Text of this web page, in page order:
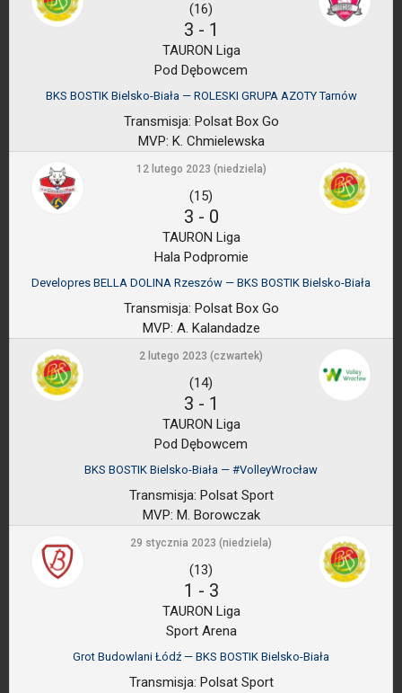
(16)
3 - 1
TAURON Liga
Pod Dębowcem
BKS BOSTIK Bielsko-Biała — ROLESKI GRUPA AZOTY Tarnów
Transmisja: Polsat Box Go
MVP: K. Chmielewska
12 lutego 2023 (niedziela)
(15)
3 - 0
TAURON Liga
Hala Podpromie
Developres BELLA DOLINA Rzeszów — BKS BOSTIK Bielsko-Biała
Transmisja: Polsat Box Go
MVP: A. Kalandadze
2 lutego 2023 (czwartek)
(14)
3 - 1
TAURON Liga
Pod Dębowcem
BKS BOSTIK Bielsko-Biała — #VolleyWrocław
Transmisja: Polsat Sport
MVP: M. Borowczak
29 stycznia 2023 (niedziela)
(13)
1 - 3
TAURON Liga
Sport Arena
Grot Budowlani Łódź — BKS BOSTIK Bielsko-Biała
Transmisja: Polsat Sport